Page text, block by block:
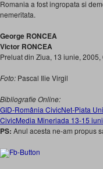
Romania a fost ingropata si
nemeritata.
George RONCEA
Victor RONCEA
Preluat din Ziua, 13 iunie, 2005,
Foto: Pascal Ilie Virgil
Bibliografie Online:
GID-România CivicNet-Piata
CivicMedia Mineriada 13-15
PS: Anul acesta ne-am propus